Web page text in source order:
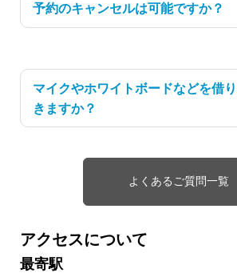
予約のキャンセルは可能ですか？
までに連絡してください。
マイクやホワイトボードなどを借
きますか？
よくあるご質問一覧
アクセスについて
最寄駅